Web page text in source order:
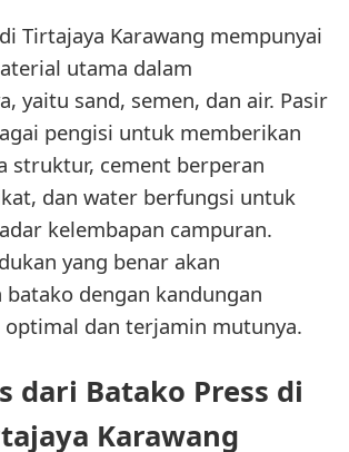
Tirtajaya Karawang mempunyai
utama dalam
yaitu sand, semen, dan air. Pasir
pengisi untuk memberikan
struktur, cement berperan
dan water berfungsi untuk
kelembapan campuran.
yang benar akan
dengan kandungan
dan terjamin mutunya.
dari Batako Press di
Karawang